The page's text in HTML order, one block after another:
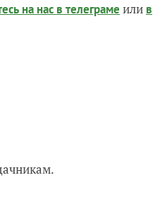
на нас в телеграме или в